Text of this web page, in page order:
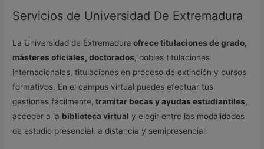
Servicios de Universidad De Extremadura
La Universidad de Extremadura ofrece titulaciones de grado,
másteres oficiales, doctorados, dobles titulaciones
internacionales, titulaciones en proceso de extinción y cursos
formativos. En el campus virtual puedes efectuar tus
gestiones fácilmente, tramitar becas y ayudas estudiantiles,
acceder a la biblioteca virtual y elegir entre las modalidades
de estudio presencial, a distancia y semipresencial.